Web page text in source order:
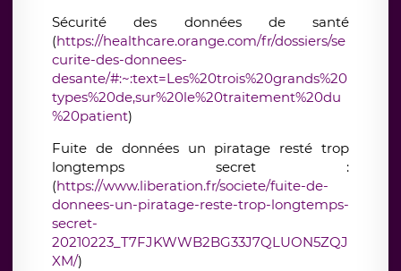
Sécurité des données de santé
(https://healthcare.orange.com/fr/dossiers/se
curite-des-donnees-
desante/#:~:text=Les%20trois%20grands%20
types%20de,sur%20le%20traitement%20du
%20patient)
Fuite de données un piratage resté trop
longtemps secret :
(https://www.liberation.fr/societe/fuite-de-
donnees-un-piratage-reste-trop-longtemps-
secret-
20210223_T7FJKWWB2BG33J7QLUON5ZQJ
XM/)